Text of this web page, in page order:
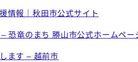
情報｜秋田市公式サイト
恐竜のまち 勝山市公式ホームペー
ます – 越前市